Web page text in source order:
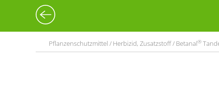
Pflanzenschutzmittel / Herbizid, Zusatzstoff / Betanal®